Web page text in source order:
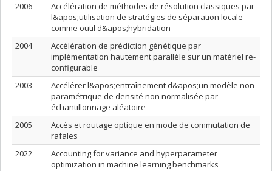
2006
Accélération de méthodes de résolution classiques par
l&apos;utilisation de stratégies de séparation locale
comme outil d&apos;hybridation
2004
Accélération de prédiction génétique par
implémentation hautement parallèle sur un matériel re-
configurable
2003
Accélérer l&apos;entraînement d&apos;un modèle non-
paramétrique de densité non normalisée par
échantillonnage aléatoire
2005
Accès et routage optique en mode de commutation de
rafales
2022
Accounting for variance and hyperparameter
optimization in machine learning benchmarks